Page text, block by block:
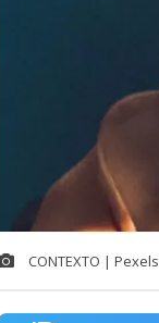
CONTEXTO | Pexels